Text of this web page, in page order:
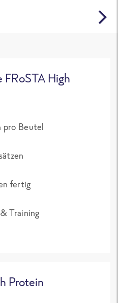
FRoSTA High
pro Beutel
fertig
Training
Protein